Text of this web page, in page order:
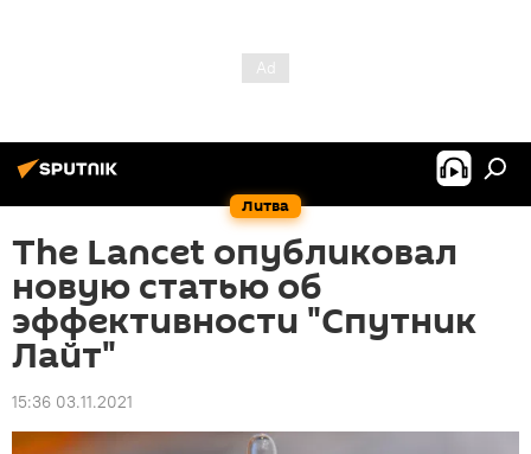
Литва
The Lancet опубликовал
новую статью об
эффективности "Спутник
Лайт"
15:36 03.11.2021